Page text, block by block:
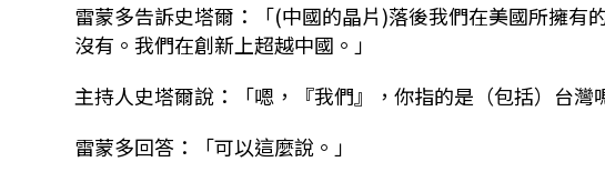
雷蒙多告訴史塔爾：「(中國的晶片)落後我們在美國所擁有
沒有。我們在創新上超越中國。」
主持人史塔爾說：「嗯，『我們』，你指的是（包括）台灣
雷蒙多回答：「可以這麼說。」